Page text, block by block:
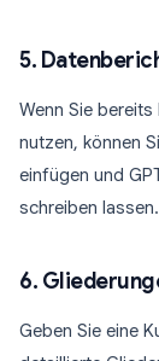
5.
Wenn Sie
nutzen, können
einfügen und
schreiben lassen.
6.
Geben Sie eine